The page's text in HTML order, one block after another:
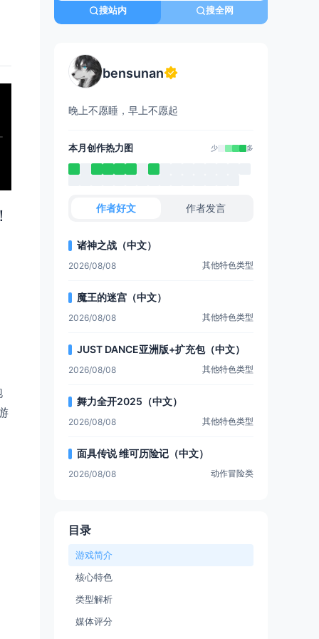
搜站内 搜全网
bensunan
晚上不愿睡，早上不愿起
本月创作热力图 少 多
作者好文 作者发言
诸神之战（中文）
2026/08/08 其他特色类型
魔王的迷宫（中文）
2026/08/08 其他特色类型
JUST DANCE亚洲版+扩充包（中文）
2026/08/08 其他特色类型
舞力全开2025（中文）
2026/08/08 其他特色类型
面具传说 维可历险记（中文）
2026/08/08 动作冒险类
目录
游戏简介
核心特色
类型解析
媒体评分